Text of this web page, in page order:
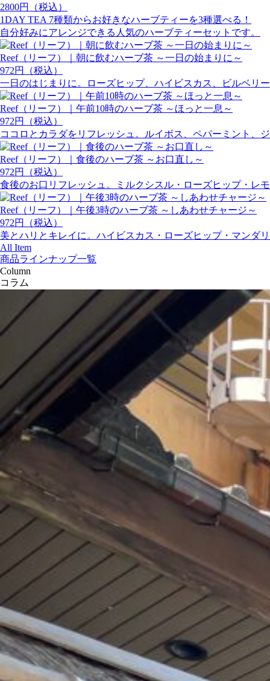
2800円（税込）
1DAY TEA 7種類からお好きなハーブティーを3種選べる！
自分好みにアレンジできる人気のハーブティーセットです。
Reef（リーフ）｜朝に飲むハーブ茶 ～一日の始まりに～
972円（税込）
一日のはじまりに。ローズヒップ、ハイビスカス、ビルベリ
Reef（リーフ）｜午前10時のハーブ茶 ～ほっと一息～
972円（税込）
ココロとカラダをリフレッシュ。ルイボス、ペパーミント、
Reef（リーフ）｜食後のハーブ茶 ～お口直し～
972円（税込）
食後のお口リフレッシュ。ミルクシスル・ローズヒップ・レ
Reef（リーフ）｜午後3時のハーブ茶 ～しあわせチャージ～
972円（税込）
美とハリとキレイに。ハイビスカス・ローズヒップ・マンダ
All Item
商品ラインナップ一覧
Column
コラム